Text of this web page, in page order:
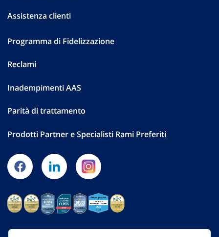
Assistenza clienti
Programma di Fidelizzazione
Reclami
Inadempimenti AAS
Parità di trattamento
Prodotti Partner e Specialisti Rami Preferiti